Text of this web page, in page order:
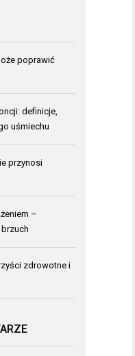
poprawić
definicje,
uśmiechu
przynosi
–
zdrowotne i